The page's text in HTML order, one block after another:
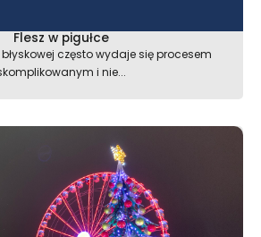
Flesz w pigułce
często wydaje się procesem
i nie...